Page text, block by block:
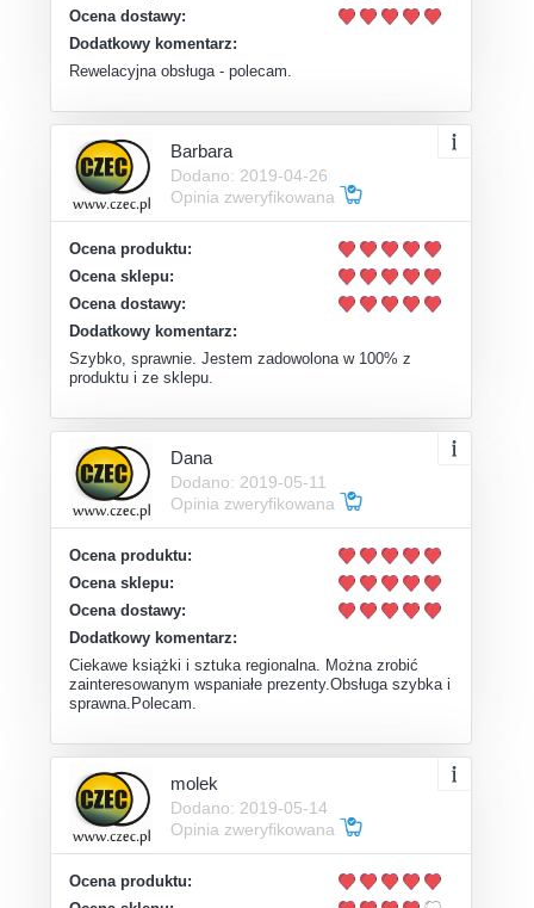
Ocena dostawy:
Dodatkowy komentarz:
Rewelacyjna obsługa - polecam.
Barbara
Dodano: 2019-04-26
Opinia zweryfikowana
Ocena produktu:
Ocena sklepu:
Ocena dostawy:
Dodatkowy komentarz:
Szybko, sprawnie. Jestem zadowolona w 100% z
produktu i ze sklepu.
Dana
Dodano: 2019-05-11
Opinia zweryfikowana
Ocena produktu:
Ocena sklepu:
Ocena dostawy:
Dodatkowy komentarz:
Ciekawe książki i sztuka regionalna. Można zrobić
zainteresowanym wspaniałe prezenty.Obsługa szybka i
sprawna.Polecam.
molek
Dodano: 2019-05-14
Opinia zweryfikowana
Ocena produktu: